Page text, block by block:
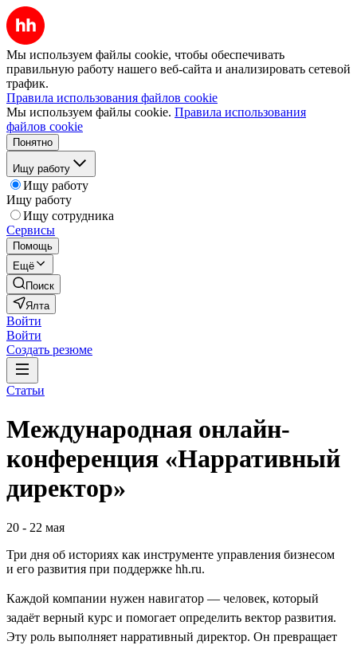
Мы используем файлы cookie, чтобы обеспечивать
правильную работу нашего веб-сайта и анализировать сетевой
трафик.
Правила использования файлов cookie
Мы используем файлы cookie. Правила использования
файлов cookie
Понятно
Ищу работу
Ищу работу
Ищу работу
Ищу сотрудника
Сервисы
Помощь
Ещё
Поиск
Ялта
Войти
Войти
Создать резюме
Статьи
Международная онлайн-
конференция «Нарративный
директор»
20 - 22 мая
Три дня об историях как инструменте управления бизнесом
и его развития при поддержке hh.ru.
Каждой компании нужен навигатор — человек, который
задаёт верный курс и помогает определить вектор развития.
Эту роль выполняет нарративный директор. Он превращает